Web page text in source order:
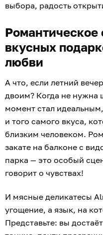
выбора, радость
вкусных
любви
А что, если летний
двоим? Когда не нужна
момент стал
и того самого вкуса,
близким человеком.
закате на балконе с
парка — это особый
говорит о чувствах!
И мясные деликатесы
угощение, а язык, на
Представьте: вы